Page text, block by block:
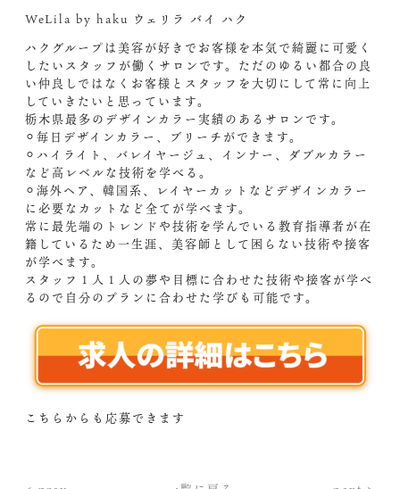
WeLila by haku ウェリラ バイ ハク
ハクグループは美容が好きでお客様を本気で綺麗に可愛く
したいスタッフが働くサロンです。ただのゆるい都合の良
い仲良しではなくお客様とスタッフを大切にして常に向上
していきたいと思っています。
栃木県最多のデザインカラー実績のあるサロンです。
⚪︎毎日デザインカラー、ブリーチができます。
⚪︎ハイライト、バレイヤージュ、インナー、ダブルカラー
など高レベルな技術を学べる。
⚪︎海外ヘア、韓国系、レイヤーカットなどデザインカラー
に必要なカットなど全てが学べます。
常に最先端のトレンドや技術を学んでいる教育指導者が在
籍しているため一生涯、美容師として困らない技術や接客
が学べます。
スタッフ１人１人の夢や目標に合わせた技術や接客が学べ
るので自分のプランに合わせた学びも可能です。
こちらからも応募できます